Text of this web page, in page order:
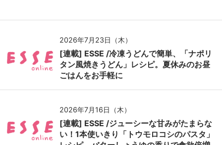
2026年7月23日（木）
[連載] ESSE /冷凍うどんで簡単、「ナポリ
タン風焼きうどん」レシピ。夏休みのお昼
ごはんをお手軽に
2026年7月16日（木）
[連載] ESSE /ジューシーな甘みがたまらな
い！1本使いきり「トウモロコシのパスタ」